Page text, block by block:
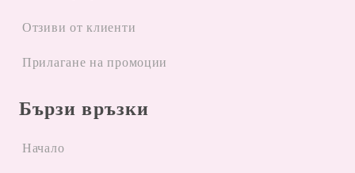
Отзиви от клиенти
Прилагане на промоции
Бързи връзки
Начало